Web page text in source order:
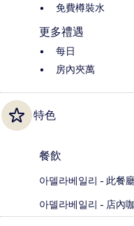
免費樽裝水
更多禮遇
每日
房內夾萬
特色
餐飲
아델라베일리 - 此餐
아델라베일리 - 店內